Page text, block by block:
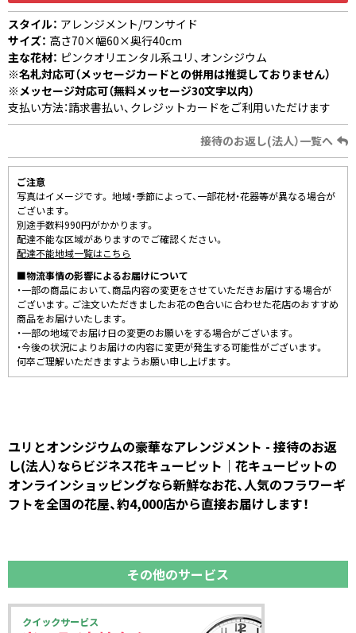
スタイル： アレンジメント/ワンサイド
サイズ： 高さ70×幅60×奥行40cm
主な花材： ピンクオリエンタル系ユリ、オンシジウム
※名札対応可（メッセージカードとの併用は推奨しておりません）
※メッセージ対応可（無料メッセージ30文字以内）
支払い方法：請求書払い、クレジットカードをご利用いただけます
接待のお返し(法人）一覧へ
ご注意
写真はイメージです。 地域・季節によって、一部花材・花器等が異なる場合が
ございます。
別途手数料990円がかかります。
配達不能な区域がありますのでご確認ください。
配達不能地域一覧はこちら
■物流事情の影響によるお届けについて
・一部の商品において、商品内容の変更をさせていただきお届けする場合が
ございます。ご注文いただきましたお花の色合いに合わせた花店のおすすめ
商品をお届けいたします。
・一部の地域でお届け日の変更のお願いをする場合がございます。
・今後の状況によりお届けの内容に変更が発生する可能性がございます。
何卒ご理解いただきますようお願い申し上げます。
ユリとオンシジウムの豪華なアレンジメント - 接待のお返
し(法人）ならビジネス花キューピット｜花キューピットの
オンラインショッピングなら新鮮なお花、人気のフラワーギ
フトを全国の花屋、約4,000店から直接お届けします！
その他のサービス